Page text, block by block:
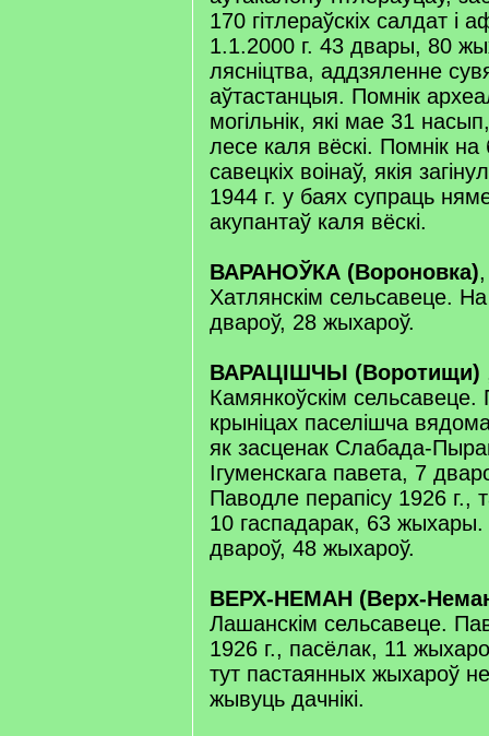
170 гітлераўскіх салдат і
1.1.2000 г. 43 двары, 80
лясніцтва, аддзяленне
аўтастанцыя. Помнік
могільнік, які мае 31
лесе каля вёскі. Помнік на
савецкіх воінаў, якія
1944 г. у баях супраць
акупантаў каля вёскі.
ВАРАНОЎКА (Вороновка)
Хатлянскім сельсавеце.
двароў, 28 жыхароў.
ВАРАЦІШЧЫ (Воротищи)
Камянкоўскім сельсавеце.
крыніцах паселішча
як засценак Слабада-
Ігуменскага павета, 7
Паводле перапісу 1926 г.,
10 гаспадарак, 63
двароў, 48 жыхароў.
ВЕРХ-НЕМАН (Верх-
Лашанскім сельсавеце.
1926 г., пасёлак, 11
тут пастаянных жыхароў
жывуць дачнікі.